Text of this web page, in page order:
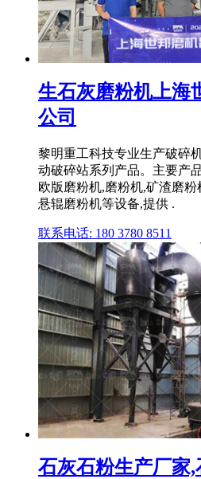
生石灰磨粉机上海
公司
黎明重工科技专业生产破碎
动破碎站系列产品。主要产
欧版磨粉机,磨粉机,矿渣磨
悬辊磨粉机等设备,提供 .
联系电话: 180 3780 8511
石灰石粉生产厂家